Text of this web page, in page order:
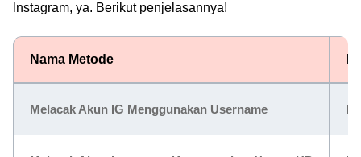
Instagram, ya. Berikut penjelasannya!
Nama Metode
Melacak Akun IG Menggunakan Username